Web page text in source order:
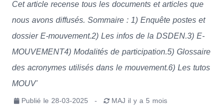
Cet article recense tous les documents et articles que
nous avons diffusés. Sommaire : 1) Enquête postes et
dossier E-mouvement.2) Les infos de la DSDEN.3) E-
MOUVEMENT4) Modalités de participation.5) Glossaire
des acronymes utilisés dans le mouvement.6) Les tutos
MOUV'
Publié le 28-03-2025 - MAJ il y a 5 mois